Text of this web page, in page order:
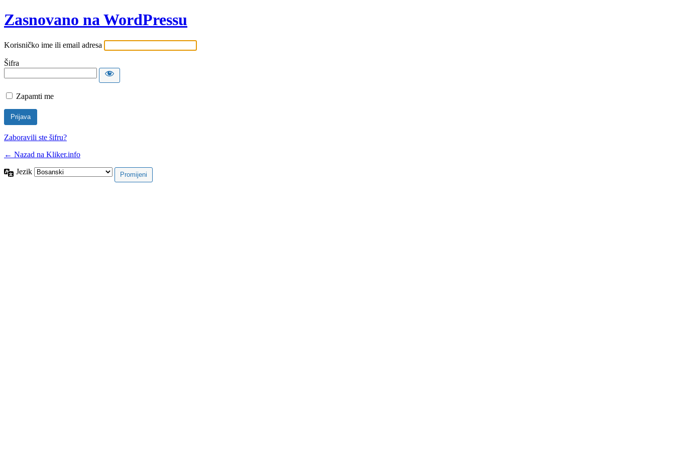
Zasnovano na WordPressu
Korisničko ime ili email adresa
Šifra
Zapamti me
Zaboravili ste šifru?
← Nazad na Kliker.info
Jezik